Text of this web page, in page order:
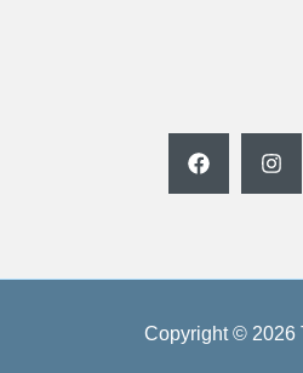
Copyright © 2026